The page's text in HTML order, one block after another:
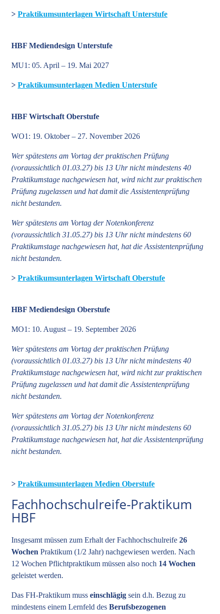
> Praktikumsunterlagen Wirtschaft Unterstufe
HBF Mediendesign Unterstufe
MU1: 05. April – 19. Mai 2027
> Praktikumsunterlagen Medien Unterstufe
HBF Wirtschaft Oberstufe
WO1: 19. Oktober – 27. November 2026
Wer spätestens am Vortag der praktischen Prüfung
(voraussichtlich 01.03.27) bis 13 Uhr nicht mindestens 40
Praktikumstage nachgewiesen hat, wird nicht zur praktischen
Prüfung zugelassen und hat damit die Assistentenprüfung
nicht bestanden.
Wer spätestens am Vortag der Notenkonferenz
(voraussichtlich 31.05.27) bis 13 Uhr nicht mindestens 60
Praktikumstage nachgewiesen hat, hat die Assistentenprüfung
nicht bestanden.
> Praktikumsunterlagen Wirtschaft Oberstufe
HBF Mediendesign Oberstufe
MO1: 10. August – 19. September 2026
Wer spätestens am Vortag der praktischen Prüfung
(voraussichtlich 01.03.27) bis 13 Uhr nicht mindestens 40
Praktikumstage nachgewiesen hat, wird nicht zur praktischen
Prüfung zugelassen und hat damit die Assistentenprüfung
nicht bestanden.
Wer spätestens am Vortag der Notenkonferenz
(voraussichtlich 31.05.27) bis 13 Uhr nicht mindestens 60
Praktikumstage nachgewiesen hat, hat die Assistentenprüfung
nicht bestanden.
> Praktikumsunterlagen Medien Oberstufe
Fachhochschulreife-Praktikum
HBF
Insgesamt müssen zum Erhalt der Fachhochschulreife 26
Wochen Praktikum (1/2 Jahr) nachgewiesen werden. Nach
12 Wochen Pflichtpraktikum müssen also noch 14 Wochen
geleistet werden.
Das FH-Praktikum muss einschlägig sein d.h. Bezug zu
mindestens einem Lernfeld des Berufsbezogenen